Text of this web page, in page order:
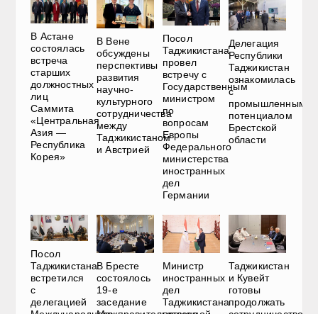
В Астане
состоялась
встреча
старших
должностных
лиц
Саммита
«Центральная
Азия —
Республика
Корея»
В Вене
обсуждены
перспективы
развития
научно-
культурного
сотрудничества
между
Таджикистаном
и Австрией
Посол
Таджикистана
провел
встречу с
Государственным
министром
по
вопросам
Европы
Федерального
министерства
иностранных
дел
Германии
Делегация
Республики
Таджикистан
ознакомилась
с
промышленным
потенциалом
Брестской
области
Посол
Таджикистана
встретился
с
делегацией
В Бресте
состоялось
19-е
заседание
Министр
иностранных
дел
Таджикистана
Таджикистан
и Кувейт
готовы
продолжать